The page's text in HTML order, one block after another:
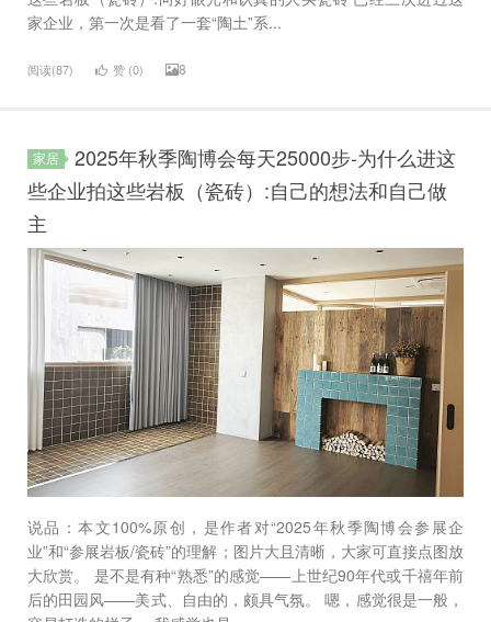
家企业，第一次是看了一套“陶土”系...
阅读(87) 赞 (0) 8
家居
2025年秋季陶博会每天25000步-为什么进这
些企业拍这些岩板（瓷砖）:自己的想法和自己做
主
说品：本文100%原创，是作者对“2025年秋季陶博会参展企
业”和“参展岩板/瓷砖”的理解；图片大且清晰，大家可直接点图放
大欣赏。 是不是有种“熟悉”的感觉——上世纪90年代或千禧年前
后的田园风——美式、自由的，颇具气氛。 嗯，感觉很是一般，